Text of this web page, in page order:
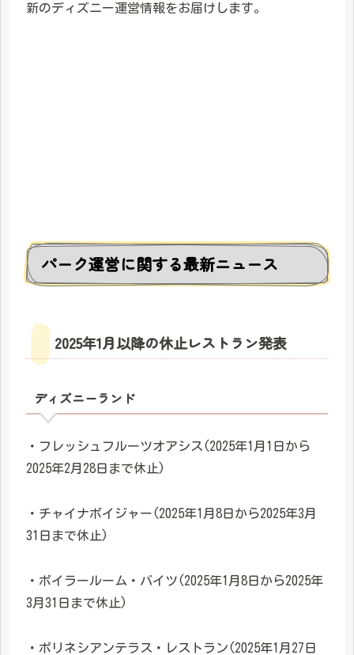
新のディズニー運営情報をお届けします。
パーク運営に関する最新ニュース
2025年1月以降の休止レストラン発表
ディズニーランド
・フレッシュフルーツオアシス(2025年1月1日から
2025年2月28日まで休止)
・チャイナボイジャー(2025年1月8日から2025年3月
31日まで休止)
・ボイラールーム・バイツ(2025年1月8日から2025年
3月31日まで休止)
・ポリネシアンテラス・レストラン(2025年1月27日